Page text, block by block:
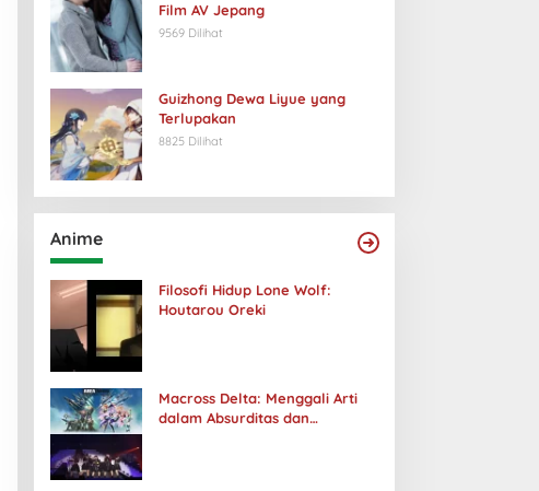
Film AV Jepang
9569 Dilihat
Guizhong Dewa Liyue yang
Terlupakan
8825 Dilihat
Anime
Filosofi Hidup Lone Wolf:
Houtarou Oreki
Macross Delta: Menggali Arti
dalam Absurditas dan